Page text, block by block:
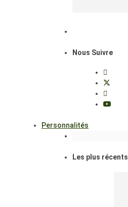
Nous Suivre
Personnalités
Les plus récents